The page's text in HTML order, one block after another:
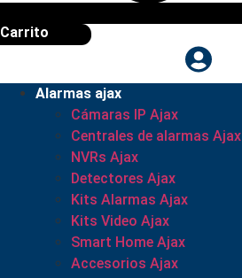
Carrito
Alarmas ajax
Cámaras IP Ajax
Centrales de alarmas Ajax
NVRs Ajax
Detectores Ajax
Kits Alarmas Ajax
Kits Video Ajax
Smart Home Ajax
Accesorios Ajax